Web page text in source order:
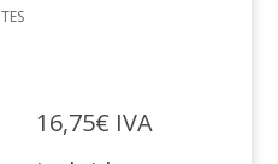
16,75€ IVA